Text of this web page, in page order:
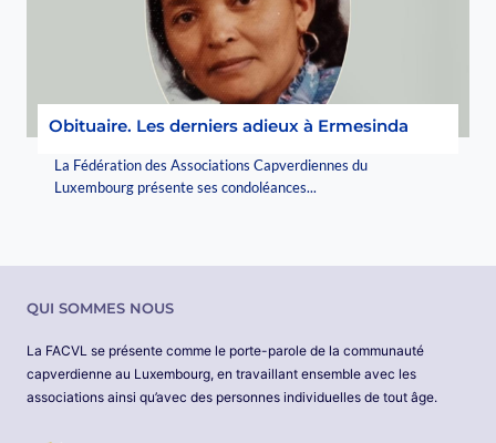
Obituaire. Les derniers adieux à Ermesinda
La Fédération des Associations Capverdiennes du
Luxembourg présente ses condoléances...
QUI SOMMES NOUS
La FACVL se présente comme le porte-parole de la communauté
capverdienne au Luxembourg, en travaillant ensemble avec les
associations ainsi qu’avec des personnes individuelles de tout âge.